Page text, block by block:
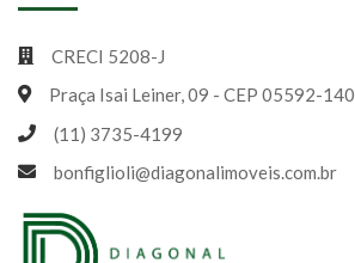
CRECI 5208-J
Praça Isai Leiner, 09 - CEP 05592-140
(11) 3735-4199
bonfiglioli@diagonalimoveis.com.br